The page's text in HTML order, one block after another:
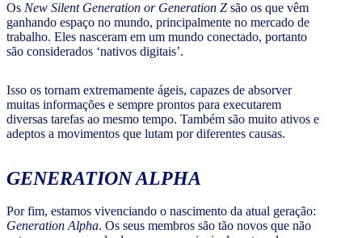
Os New Silent Generation or Generation Z são os que vêm
ganhando espaço no mundo, principalmente no mercado de
trabalho. Eles nasceram em um mundo conectado, portanto
são considerados ‘nativos digitais’.
Isso os tornam extremamente ágeis, capazes de absorver
muitas informações e sempre prontos para executarem
diversas tarefas ao mesmo tempo. Também são muito ativos e
adeptos a movimentos que lutam por diferentes causas.
GENERATION ALPHA
Por fim, estamos vivenciando o nascimento da atual geração:
Generation Alpha. Os seus membros são tão novos que não